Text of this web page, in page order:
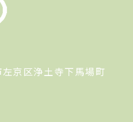
京区浄土寺下馬場町